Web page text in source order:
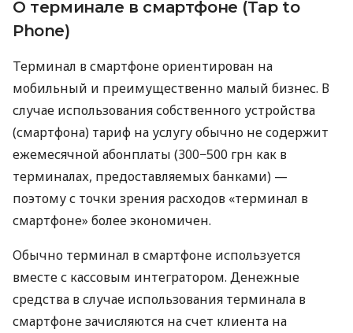
О терминале в смартфоне (Tap to
Phone)
Терминал в смартфоне ориентирован на
мобильный и преимущественно малый бизнес. В
случае использования собственного устройства
(смартфона) тариф на услугу обычно не содержит
ежемесячной абонплаты (300−500 грн как в
терминалах, предоставляемых банками) —
поэтому с точки зрения расходов «терминал в
смартфоне» более экономичен.
Обычно терминал в смартфоне используется
вместе с кассовым интегратором. Денежные
средства в случае использования терминала в
смартфоне зачисляются на счет клиента на